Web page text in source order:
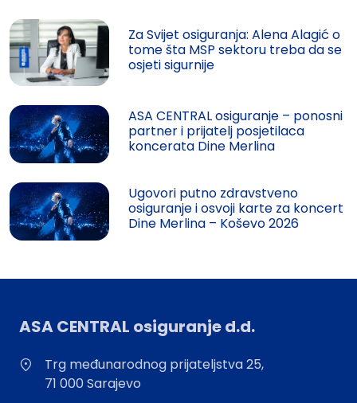
Za Svijet osiguranja: Alena Alagić o
tome šta MSP sektoru treba da se
osjeti sigurnije
ASA CENTRAL osiguranje – ponosni
partner i prijatelj posjetilaca
koncerata Dine Merlina
Ugovori putno zdravstveno
osiguranje i osvoji karte za koncert
Dine Merlina – Koševo 2026
ASA CENTRAL osiguranje d.d.
Trg međunarodnog prijateljstva 25,
71 000 Sarajevo